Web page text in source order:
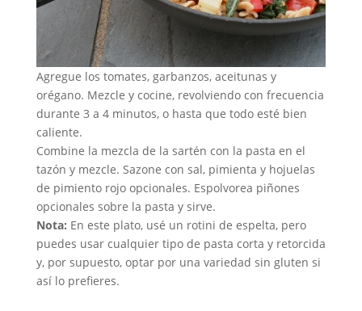
Agregue los tomates, garbanzos, aceitunas y
orégano. Mezcle y cocine, revolviendo con frecuencia
durante 3 a 4 minutos, o hasta que todo esté bien
caliente.
Combine la mezcla de la sartén con la pasta en el
tazón y mezcle. Sazone con sal, pimienta y hojuelas
de pimiento rojo opcionales. Espolvorea piñones
opcionales sobre la pasta y sirve.
Nota: En este plato, usé un rotini de espelta, pero
puedes usar cualquier tipo de pasta corta y retorcida
y, por supuesto, optar por una variedad sin gluten si
así lo prefieres.